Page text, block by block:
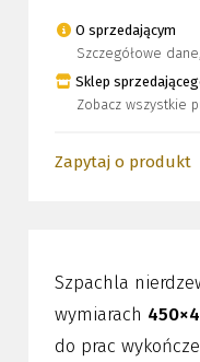
O sprzedającym
Szczegółowe
Sklep
Zobacz wszystkie
Zapytaj o produkt
Szpachla
wymiarach
do prac